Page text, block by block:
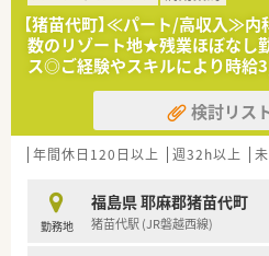
【猪苗代町】≪パート/高収入≫内
数のリゾート地★残業ほぼなし
ス◎ご経験やスキルにより時給
検討リス
年間休日120日以上 週32h以上
勤務地
福島県 耶麻郡猪苗代町
猪苗代駅 (JR磐越西線)